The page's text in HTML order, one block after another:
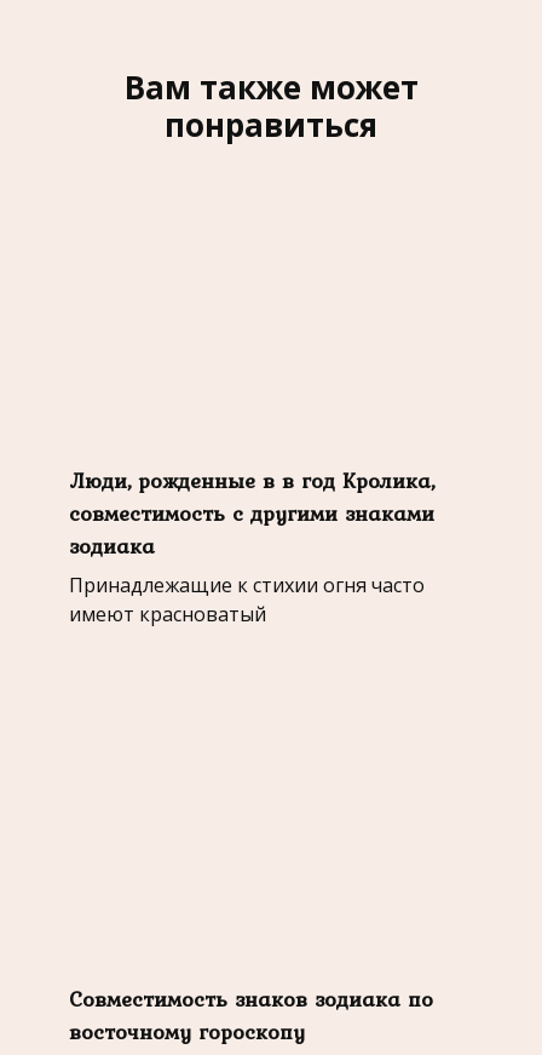
Вам также может
понравиться
Люди, рожденные в в год Кролика,
совместимость с другими знаками
зодиака
Принадлежащие к стихии огня часто
имеют красноватый
Совместимость знаков зодиака по
восточному гороскопу